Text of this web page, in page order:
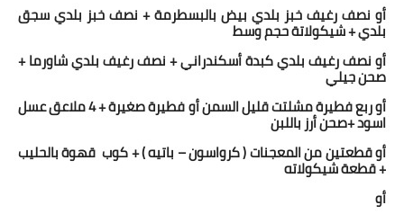
أو نصف رغيف خبز بلدي بيض بالبسطرمة + نصف خبز بلدي سجق
بلدي + شيكولاتة حجم وسط
أو نصف رغيف بلدي كبدة أسكندراني + نصف رغيف بلدي شاورما +
صحن جيلي
أو ربع فطيرة مشلتت قليل السمن أو فطيرة صغيرة + 4 ملاعق عسل
اسود +صحن أرز باللبن
أو قطعتين من المعجنات ( كرواسون – باتيه ) + كوب قهوة بالحليب
+ قطعة شيكولاته
أو